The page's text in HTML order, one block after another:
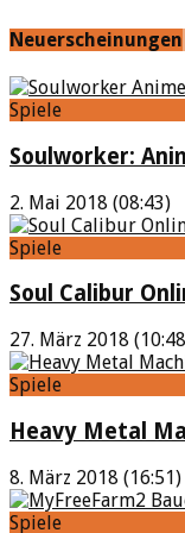
Neuerscheinungen
Spiele
Soulworker:
2. Mai 2018 (08:43)
Spiele
Soul Calibur
27. März 2018
Spiele
Heavy Metal
8. März 2018 (16:51)
Spiele